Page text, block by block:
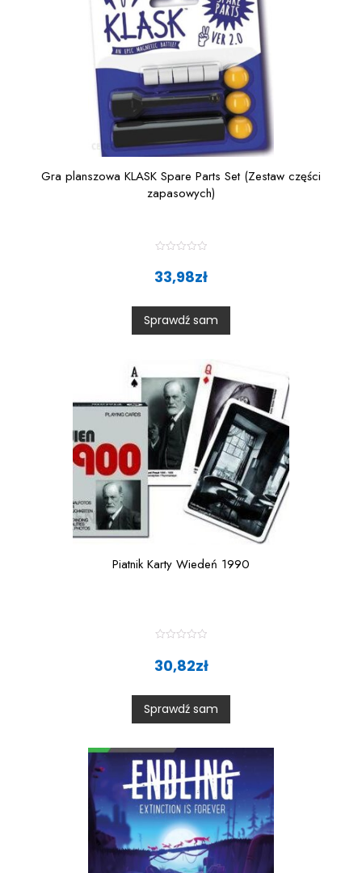
Gra planszowa KLASK Spare Parts Set (Zestaw części
zapasowych)
a
t
0
o
t
33,98zł
Sprawdź sam
Piatnik Karty Wiedeń 1990
a
t
0
o
t
f
5
30,82zł
Sprawdź sam